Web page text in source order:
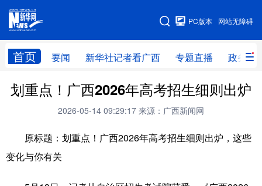
网站无障碍
PC版本
首页 要闻 新华社记者看广西 专题直播 政务信
网站地图
广西频道
新华社记者 专题直播
图片新闻 壮美广西
新华网导航
划重点！广西2026年高考招生细则出炉
2026-05-14 09:29:17 来源：广西新闻网
原标题：划重点！广西2026年高考招生细则出炉，这些
变化与你有关